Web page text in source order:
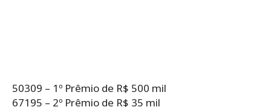
50309 – 1º Prêmio de R$ 500 mil
67195 – 2º Prêmio de R$ 35 mil